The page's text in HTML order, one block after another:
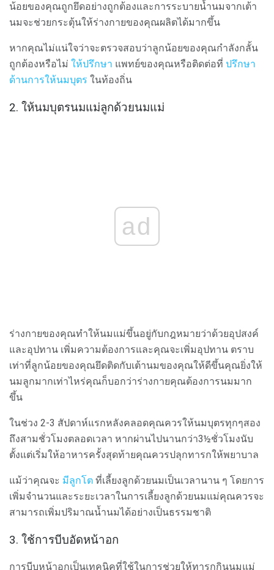
น้อยของคุณถูกยึดอย่างถูกต้องและการระบายน้ำนมจากเต้า
นมจะช่วยกระตุ้นให้ร่างกายของคุณผลิตได้มากขึ้น
หากคุณไม่แน่ใจว่าจะตรวจสอบว่าลูกน้อยของคุณกำลังกลั้น
ถูกต้องหรือไม่ ให้ปรึกษา แพทย์ของคุณหรือติดต่อที่ ปรึกษา
ด้านการให้นมบุตร ในท้องถิ่น
2. ให้นมบุตรนมแม่ลูกด้วยนมแม่
ad
ร่างกายของคุณทำให้นมแม่ขึ้นอยู่กับกฎหมายว่าด้วยอุปสงค์
และอุปทาน เพิ่มความต้องการและคุณจะเพิ่มอุปทาน ตราบ
เท่าที่ลูกน้อยของคุณยึดติดกับเต้านมของคุณให้ดีขึ้นคุณยิ่งให้
นมลูกมากเท่าไหร่คุณก็บอกว่าร่างกายคุณต้องการนมมาก
ขึ้น
ในช่วง 2-3 สัปดาห์แรกหลังคลอดคุณควรให้นมบุตรทุกๆสอง
ถึงสามชั่วโมงตลอดเวลา หากผ่านไปนานกว่า3½ชั่วโมงนับ
ตั้งแต่เริ่มให้อาหารครั้งสุดท้ายคุณควรปลุกทารกให้พยาบาล
แม้ว่าคุณจะ มีลูกโต ที่เลี้ยงลูกด้วยนมเป็นเวลานาน ๆ โดยการ
เพิ่มจำนวนและระยะเวลาในการเลี้ยงลูกด้วยนมแม่คุณควรจะ
สามารถเพิ่มปริมาณน้ำนมได้อย่างเป็นธรรมชาติ
3. ใช้การบีบอัดหน้าอก
การบีบหน้าอกเป็นเทคนิคที่ใช้ในการช่วยให้ทารกกินนมแม่